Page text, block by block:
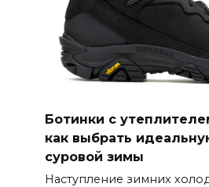
Ботинки с
как выбрать
суровой зимы
Наступление зимних